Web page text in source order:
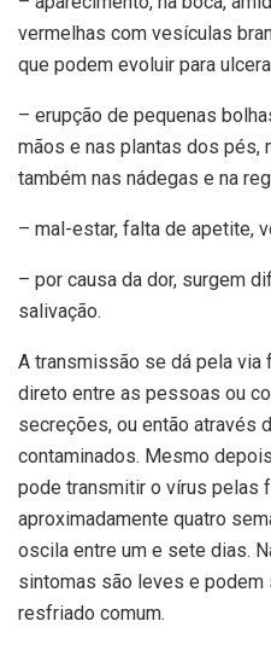
vermelhas com vesículas
que podem evoluir para
– erupção de pequenas
mãos e nas plantas dos pés,
também nas nádegas e na
– mal-estar, falta de apetite,
– por causa da dor, surgem
salivação.
A transmissão se dá pela
direto entre as pessoas ou
secreções, ou então através
contaminados. Mesmo
pode transmitir o vírus pelas
aproximadamente quatro
oscila entre um e sete dias.
sintomas são leves e
resfriado comum.